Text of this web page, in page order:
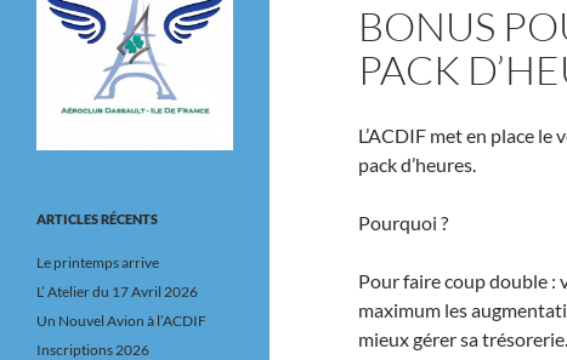
BONUS
PACK
L’ACDIF met en place
pack d’heures.
Pourquoi ?
Pour faire coup double :
maximum les
mieux gérer sa trésorerie.
ARTICLES RÉCENTS
Le printemps arrive
L’ Atelier du 17 Avril 2026
Un Nouvel Avion à l’ACDIF
Inscriptions 2026